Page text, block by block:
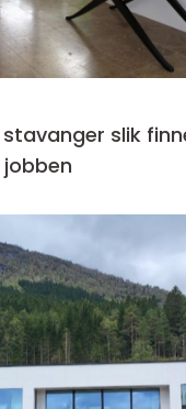
finner du riktig